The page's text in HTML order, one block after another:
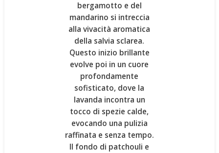
bergamotto e del
mandarino si intreccia
alla vivacità aromatica
della salvia sclarea.
Questo inizio brillante
evolve poi in un cuore
profondamente
sofisticato, dove la
lavanda incontra un
tocco di spezie calde,
evocando una pulizia
raffinata e senza tempo.
Il fondo di patchouli e